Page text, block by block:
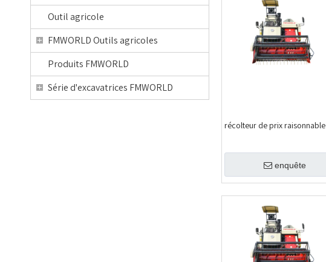
Outil agricole
FMWORLD Outils agricoles
Produits FMWORLD
Série d'excavatrices FMWORLD
récolteur de prix raisonnable
enquête